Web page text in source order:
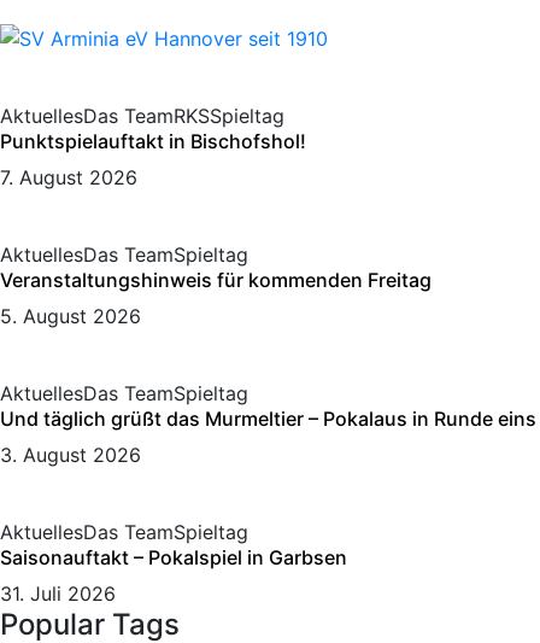
AktuellesDas TeamRKSSpieltag
Punktspielauftakt in Bischofshol!
7. August 2026
AktuellesDas TeamSpieltag
Veranstaltungshinweis für kommenden Freitag
5. August 2026
AktuellesDas TeamSpieltag
Und täglich grüßt das Murmeltier – Pokalaus in Runde eins
3. August 2026
AktuellesDas TeamSpieltag
Saisonauftakt – Pokalspiel in Garbsen
31. Juli 2026
Popular Tags